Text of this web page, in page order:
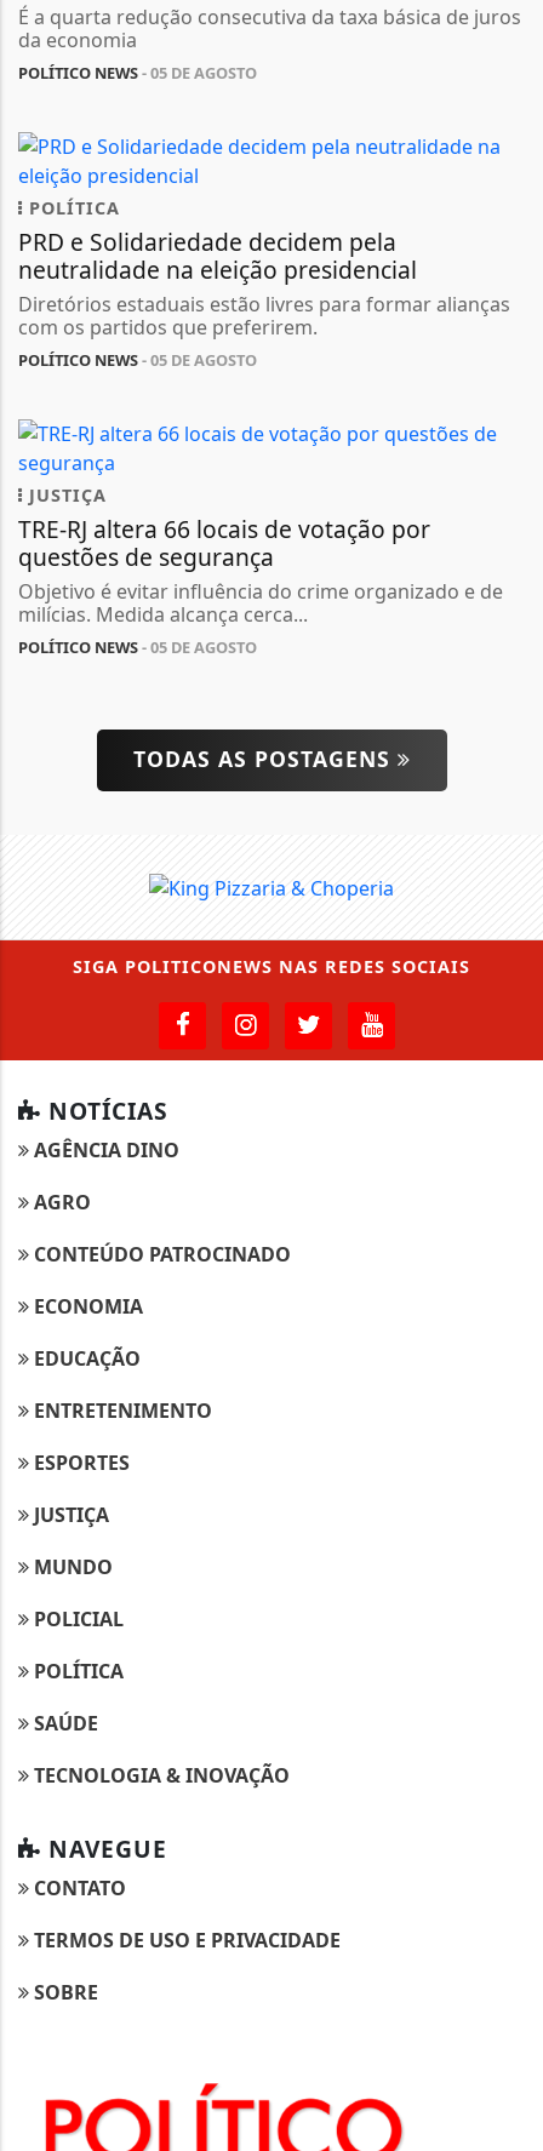
É a quarta redução consecutiva da taxa básica de juros
da economia
POLÍTICO NEWS- 05 DE AGOSTO
POLÍTICA
PRD e Solidariedade decidem pela
neutralidade na eleição presidencial
Diretórios estaduais estão livres para formar alianças
com os partidos que preferirem.
POLÍTICO NEWS- 05 DE AGOSTO
JUSTIÇA
TRE-RJ altera 66 locais de votação por
questões de segurança
Objetivo é evitar influência do crime organizado e de
milícias. Medida alcança cerca...
POLÍTICO NEWS- 05 DE AGOSTO
TODAS AS POSTAGENS
SIGA POLITICONEWS NAS REDES SOCIAIS
NOTÍCIAS
AGÊNCIA DINO
AGRO
CONTEÚDO PATROCINADO
ECONOMIA
EDUCAÇÃO
ENTRETENIMENTO
ESPORTES
JUSTIÇA
MUNDO
POLICIAL
POLÍTICA
SAÚDE
TECNOLOGIA & INOVAÇÃO
NAVEGUE
CONTATO
TERMOS DE USO E PRIVACIDADE
SOBRE